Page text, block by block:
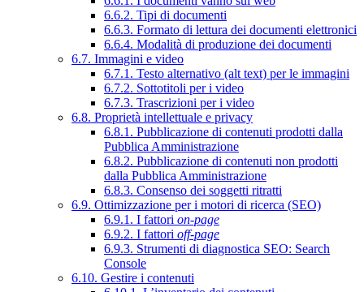
6.6.2. Tipi di documenti
6.6.3. Formato di lettura dei documenti elettronici
6.6.4. Modalità di produzione dei documenti
6.7. Immagini e video
6.7.1. Testo alternativo (alt text) per le immagini
6.7.2. Sottotitoli per i video
6.7.3. Trascrizioni per i video
6.8. Proprietà intellettuale e privacy
6.8.1. Pubblicazione di contenuti prodotti dalla
Pubblica Amministrazione
6.8.2. Pubblicazione di contenuti non prodotti
dalla Pubblica Amministrazione
6.8.3. Consenso dei soggetti ritratti
6.9. Ottimizzazione per i motori di ricerca (SEO)
6.9.1. I fattori on-page
6.9.2. I fattori off-page
6.9.3. Strumenti di diagnostica SEO: Search
Console
6.10. Gestire i contenuti